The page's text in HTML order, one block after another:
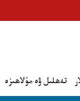
تەھلىل ۋە مۇلاھىزە